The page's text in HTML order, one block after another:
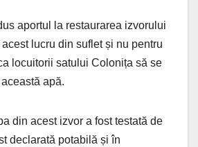
aportul la restaurarea izvorului
lucru din suflet și nu pentru
locuitorii satului Colonița să se
apă.
din acest izvor a fost testată de
declarată potabilă și în